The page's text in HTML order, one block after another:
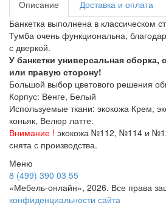
Описание Доставка и оплата
Банкетка выполнена в классическом
Тумба очень функциональна,
с дверкой.
У банкетки универсальная сборка,
или правую сторону!
Большой выбор цветового решения
Корпус: Венге, Белый
Используемые ткани: экокожа Крем,
коньяк, Велюр латте.
Внимание ! экокожа №112, №114 и
снята с производства.
Меню
8 (499) 390 03 55
«Мебель-онлайн», 2026. Все права
конфиденциальности сайта